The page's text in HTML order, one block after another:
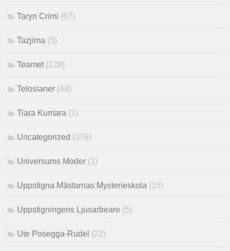
Taryn Crimi (67)
Tazjima (5)
Teamet (128)
Telosianer (48)
Tiara Kumara (3)
Uncategorized (376)
Universums Moder (1)
Uppstigna Mästarnas Mysterieskola (15)
Uppstigningens Ljusarbeare (5)
Ute Posegga-Rudel (22)